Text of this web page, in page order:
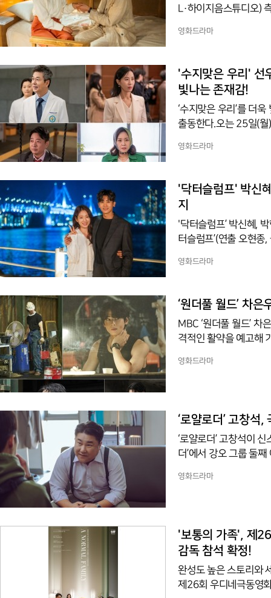
L·하이지음스튜디오)
을 더욱 궁금케 한다.
한 감정에 휩싸였다.
“너랑 같이 있으려고
영화드라마
'수지맞은 우리' 선
빛나는 존재감!
‘수지맞은 우리’를 더
출동한다.오는 25일(월
희정(김마리 역), 윤다
분), 진나영(강별 분),
사할 전망이다.선우재
영화드라마
'닥터슬럼프' 박신
지
'닥터슬럼프’ 박신혜,
터슬럼프’(연출 오현
비추며 거듭되는 불행
살아가는 우리 모두의
없는 그들을 응원하기
영화드라마
‘원더풀 월드’ 차
MBC ‘원더풀 월드’ 차
격적인 활약을 예고해
2%(수도권, 닐슨코리
행을 이어가고 있다.이
영화드라마
‘로얄로더’ 고창석
‘로얄로더’ 고창석이 신스틸러 활약을 펼쳤다.
더’에서 강오 그룹 둘
욱은 교수 시절 제자였
평소 태오를 무시하고
영화드라마
'보통의 가족', 제
감독 참석 확정!
완성도 높은 스토리와
제26회 우디네극동영